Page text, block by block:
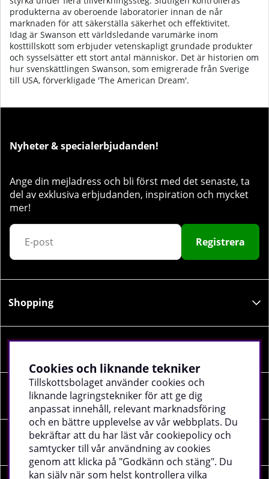
produkterna av oberoende laboratorier innan de når
marknaden för att säkerställa säkerhet och effektivitet.
Idag är Swanson ett världsledande varumärke inom
kosttillskott som erbjuder vetenskapligt grundade produkter
och sysselsätter ett stort antal människor. Det är historien om
hur svenskättlingen Swanson, som emigrerade från Sverige
till USA, förverkligade 'The American Dream'.
Nyheter & specialerbjudanden!
Ange din mejladress och bli först med det senaste, ta
del av exklusiva erbjudanden, inspiration och mycket
mer!
Registrera
Shopping
Sociala medier
Företagsuppgifter
Cookies och liknande tekniker
Tillskottsbolaget använder cookies och
liknande lagringstekniker för att ge dig
anpassat innehåll, relevant marknadsföring
och en bättre upplevelse av vår webbplats. Du
bekräftar att du har läst vår cookiepolicy och
samtycker till vår användning av cookies
genom att klicka på "Godkänn och stäng". Du
kan själv när som helst kontrollera vilka